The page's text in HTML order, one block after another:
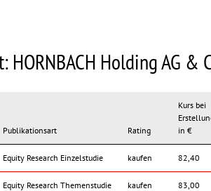
HORNBACH Holding AG &
Publikationsart Rating
Kurs bei
in €
Equity Research Einzelstudie kaufen 82,40
Equity Research Themenstudie kaufen 83,00